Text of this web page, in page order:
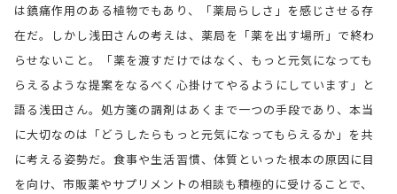
は鎮痛作用のある植物でもあり、「薬局らしさ」を感じさせる存
在だ。しかし浅田さんの考えは、薬局を「薬を出す場所」で終わ
らせないこと。「薬を渡すだけではなく、もっと元気になっても
らえるような提案をなるべく心掛けてやるようにしています」と
語る浅田さん。処方箋の調剤はあくまで一つの手段であり、本当
に大切なのは「どうしたらもっと元気になってもらえるか」を共
に考える姿勢だ。食事や生活習慣、体質といった根本の原因に目
を向け、市販薬やサプリメントの相談も積極的に受けることで、